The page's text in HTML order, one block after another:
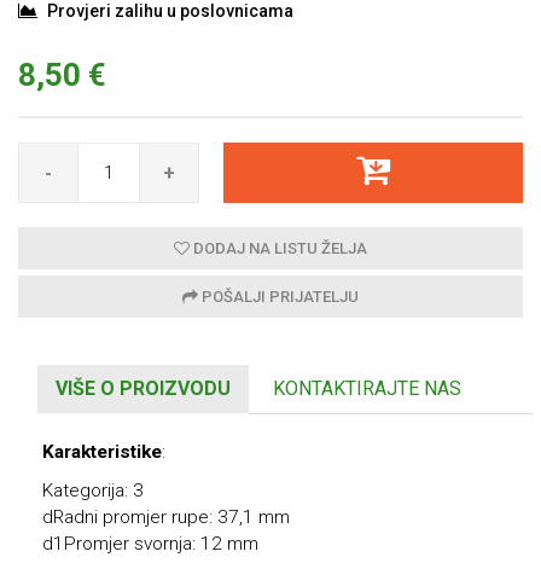
Provjeri zalihu u poslovnicama
8,50 €
- +
DODAJ NA LISTU ŽELJA
POŠALJI PRIJATELJU
VIŠE O PROIZVODU KONTAKTIRAJTE NAS
Karakteristike:
Kategorija: 3
dRadni promjer rupe: 37,1 mm
d1Promjer svornja: 12 mm